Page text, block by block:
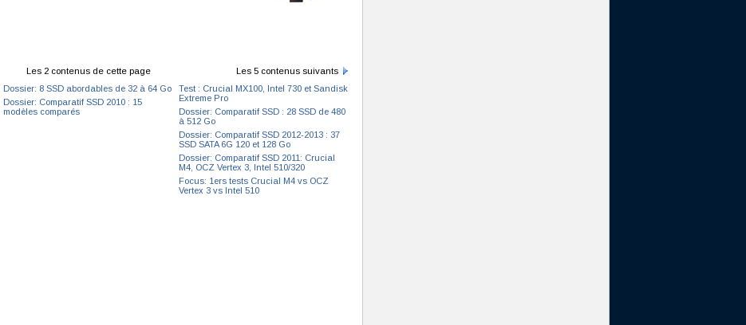
Les 2 contenus de cette page
Dossier: 8 SSD abordables de 32 à 64 Go
Dossier: Comparatif SSD 2010 : 15
modèles comparés
Les 5 contenus suivants
Test : Crucial MX100, Intel 730 et Sandisk
Extreme Pro
Dossier: Comparatif SSD : 28 SSD de 480
à 512 Go
Dossier: Comparatif SSD 2012-2013 : 37
SSD SATA 6G 120 et 128 Go
Dossier: Comparatif SSD 2011: Crucial
M4, OCZ Vertex 3, Intel 510/320
Focus: 1ers tests Crucial M4 vs OCZ
Vertex 3 vs Intel 510